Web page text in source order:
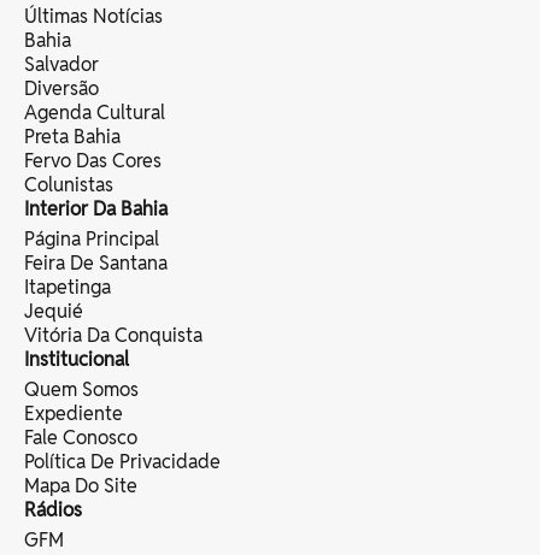
Últimas Notícias
Bahia
Salvador
Diversão
Agenda Cultural
Preta Bahia
Fervo Das Cores
Colunistas
Interior Da Bahia
Página Principal
Feira De Santana
Itapetinga
Jequié
Vitória Da Conquista
Institucional
Quem Somos
Expediente
Fale Conosco
Política De Privacidade
Mapa Do Site
Rádios
GFM